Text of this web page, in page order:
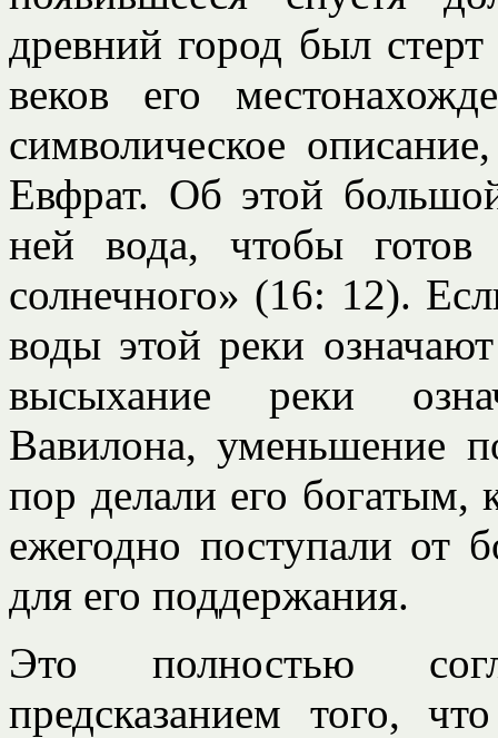
древний город был
веков его
символическое
Евфрат. Об этой
ней вода, чтобы
солнечного» (16: 12).
воды этой реки
высыхание реки
Вавилона, уменьшение
пор делали его богатым,
ежегодно поступали от
для его поддержания.
Это полностью
предсказанием того,